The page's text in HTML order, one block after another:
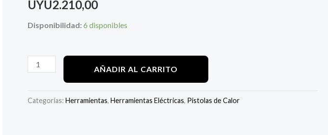
UYU2.210,00
Disponibilidad: 6 disponibles
Hg
1500
cantidad
AÑADIR AL CARRITO
Categorías: Herramientas, Herramientas Eléctricas, Pistolas de Calor